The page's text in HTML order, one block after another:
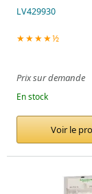
LV429930
★★★★½
Prix sur demande
En stock
Voir le